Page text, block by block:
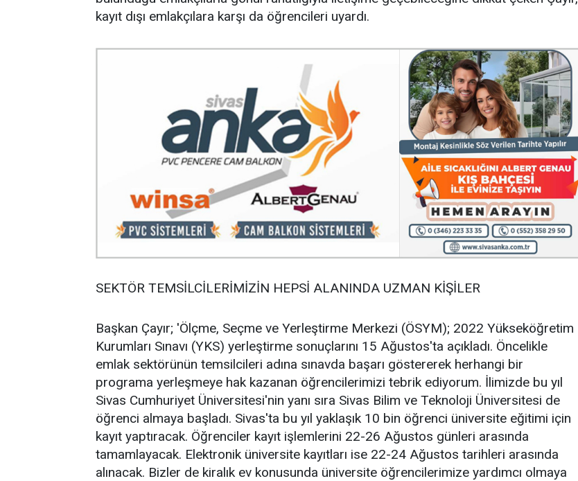
kayıt dışı emlakçılara karşı da öğrencileri uyardı.
SEKTÖR TEMSİLCİLERİMİZİN HEPSİ ALANINDA UZMAN KİŞİLER
Başkan Çayır; 'Ölçme, Seçme ve Yerleştirme Merkezi (ÖSYM); 2022 Yükseköğretim
Kurumları Sınavı (YKS) yerleştirme sonuçlarını 15 Ağustos'ta açıkladı. Öncelikle
emlak sektörünün temsilcileri adına sınavda başarı göstererek herhangi bir
programa yerleşmeye hak kazanan öğrencilerimizi tebrik ediyorum. İlimizde bu yıl
Sivas Cumhuriyet Üniversitesi'nin yanı sıra Sivas Bilim ve Teknoloji Üniversitesi de
öğrenci almaya başladı. Sivas'ta bu yıl yaklaşık 10 bin öğrenci üniversite eğitimi için
kayıt yaptıracak. Öğrenciler kayıt işlemlerini 22-26 Ağustos günleri arasında
tamamlayacak. Elektronik üniversite kayıtları ise 22-24 Ağustos tarihleri arasında
alınacak. Bizler de kiralık ev konusunda üniversite öğrencilerimize yardımcı olmaya